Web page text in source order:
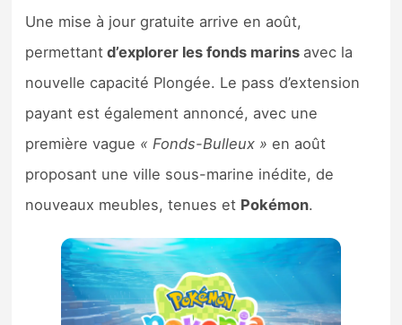
Une mise à jour gratuite arrive en août,
permettant d’explorer les fonds marins avec la
nouvelle capacité Plongée. Le pass d’extension
payant est également annoncé, avec une
première vague « Fonds-Bulleux »en août
proposant une ville sous-marine inédite, de
nouveaux meubles, tenues et Pokémon.